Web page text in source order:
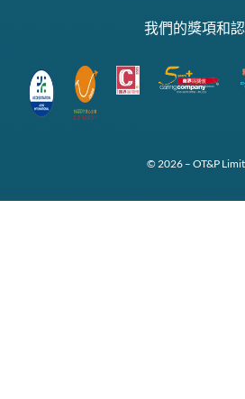
我們的獎項和
© 2026 – OT&P